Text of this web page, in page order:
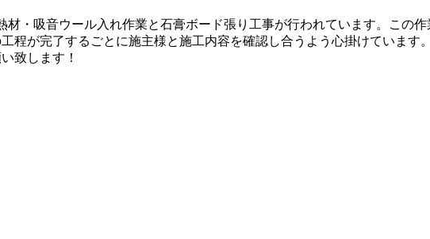
・吸音ウール入れ作業と石膏ボード張り工事が行われています。この
が完了するごとに施主様と施工内容を確認し合うよう心掛けています。
致します！